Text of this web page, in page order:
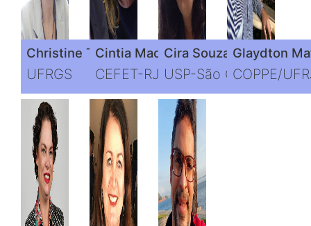
Christine Tessele Nodari
UFRGS
Cintia Machado de Oliveira
CEFET-RJ
Cira Souza Pitombo
USP-São Carlos
Glaydton
COPPE/